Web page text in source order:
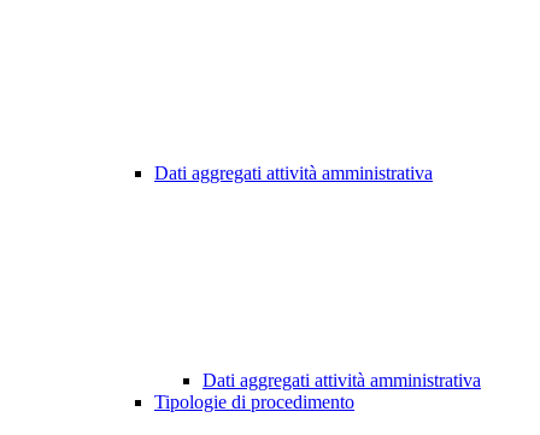
Dati aggregati attività amministrativa
Dati aggregati attività amministrativa
Tipologie di procedimento